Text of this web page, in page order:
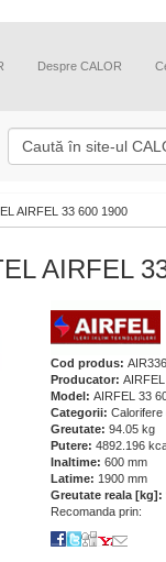
Despre CALOR
AIRFEL 33 600 1900
AIRFEL
Cod produs:
Producator: AIRFEL
Model: AIRFEL 33
Categorii: Calorifere
Greutate: 94.05 kg
Putere: 4892.196
Inaltime: 600 mm
Latime: 1900 mm
Greutate reala [kg]:
Recomanda prin: